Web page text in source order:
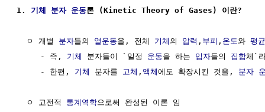
1. 기체 분자 운동론 (Kinetic Theory of Gases) 이란?
  ㅇ 개별
분자들의 열운동을, 전체 기체 의 압력 , 부피 , 온도와 평균
     - 즉,
기체 분자들이 `일정 운동을 하는 입자들의 집합체`
     - 한편,
기체 분자를 고체 , 액체에도 확장시킨 것을, 분자
  ㅇ 고전적
통계역학으로써 완성된 이론 임